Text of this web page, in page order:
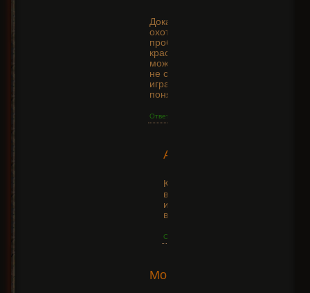
Докачавшись до 66 лвла
охотницей наткнулся на
проблему с маной, лук не даёт
красть ману (уникальный), а как
можно ускорить реген маны?)
не судите строго за вопрос,
играю для фана пока что, что б
понять, что к чему
Ответить
Anticrio
Камень Mana Leech
в связанное гнездо
или по пасивкам
выкачать.
Ответить
Монах1234